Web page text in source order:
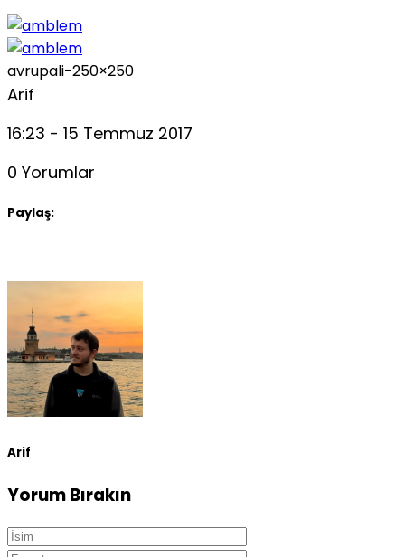
avrupali-250×250
Arif
16:23 - 15 Temmuz 2017
0 Yorumlar
Paylaş:
Arif
Yorum Bırakın